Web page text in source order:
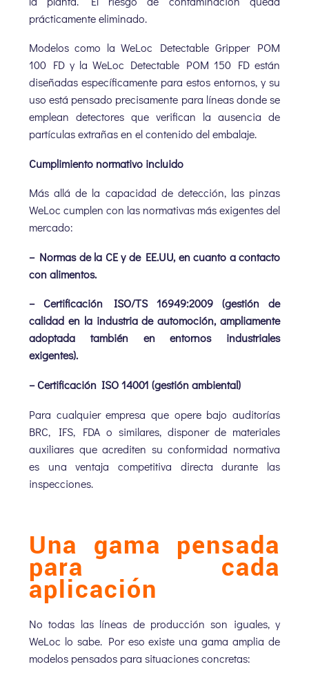
prácticamente eliminado.
Modelos como la WeLoc Detectable Gripper POM
100 FD y la WeLoc Detectable POM 150 FD están
diseñadas específicamente para estos entornos, y su
uso está pensado precisamente para líneas donde se
emplean detectores que verifican la ausencia de
partículas extrañas en el contenido del embalaje.
Cumplimiento normativo incluido
Más allá de la capacidad de detección, las pinzas
WeLoc cumplen con las normativas más exigentes del
mercado:
– Normas de la CE y de EE.UU, en cuanto a contacto
con alimentos.
– Certificación ISO/TS 16949:2009 (gestión de
calidad en la industria de automoción, ampliamente
adoptada también en entornos industriales
exigentes).
– Certificación ISO 14001 (gestión ambiental)
Para cualquier empresa que opere bajo auditorías
BRC, IFS, FDA o similares, disponer de materiales
auxiliares que acrediten su conformidad normativa
es una ventaja competitiva directa durante las
inspecciones.
Una gama pensada
para cada
aplicación
No todas las líneas de producción son iguales, y
WeLoc lo sabe. Por eso existe una gama amplia de
modelos pensados para situaciones concretas: